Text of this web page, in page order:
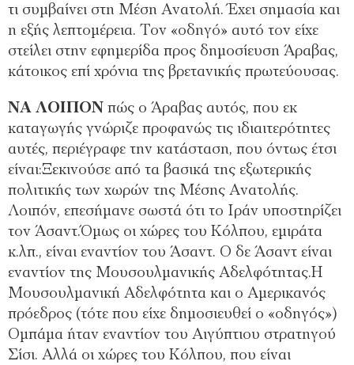
τι συμβαίνει στη Μέση Ανατολή. Έχει σημασία και
η εξής λεπτομέρεια. Τον «οδηγό» αυτό τον είχε
στείλει στην εφημερίδα προς δημοσίευση Άραβας,
κάτοικος επί χρόνια της βρετανικής πρωτεύουσας.
ΝΑ ΛΟΙΠΟΝ πώς ο Άραβας αυτός, που εκ
καταγωγής γνώριζε προφανώς τις ιδιαιτερότητες
αυτές, περιέγραφε την κατάσταση, που όντως έτσι
είναι:Ξεκινούσε από τα βασικά της εξωτερικής
πολιτικής των χωρών της Μέσης Ανατολής.
Λοιπόν, επεσήμανε σωστά ότι το Ιράν υποστηρίζει
τον Άσαντ.Όμως οι χώρες του Κόλπου, εμιράτα
κ.λπ., είναι εναντίον του Άσαντ. Ο δε Άσαντ είναι
εναντίον της Μουσουλμανικής Αδελφότητας.Η
Μουσουλμανική Αδελφότητα και ο Αμερικανός
πρόεδρος (τότε που είχε δημοσιευθεί ο «οδηγός»)
Ομπάμα ήταν εναντίον του Αιγύπτιου στρατηγού
Σίσι. Αλλά οι χώρες του Κόλπου, που είναι